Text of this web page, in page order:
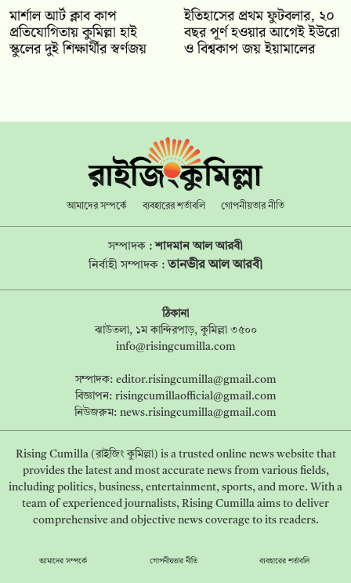
মার্শাল আর্ট ক্লাব কাপ
প্রতিযোগিতায় কুমিল্লা হাই
স্কুলের দুই শিক্ষার্থীর স্বর্ণজয়
ইতিহাসের প্রথম ফুটবলার, ২০
বছর পূর্ণ হওয়ার আগেই ইউরো
ও বিশ্বকাপ জয় ইয়ামালের
আমাদের সম্পর্কে ব্যবহারের শর্তাবলি গোপনীয়তার নীতি
সম্পাদক :শাদমান আল আরবী
নির্বাহী সম্পাদক : তানভীর আল আরবী
ঠিকানা
ঝাউতলা, ১ম কান্দিরপাড়, কুমিল্লা ৩৫০০
info@risingcumilla.com
সম্পাদক: editor.risingcumilla@gmail.com
বিজ্ঞাপন: risingcumillaofficial@gmail.com
নিউজরুম: news.risingcumilla@gmail.com
Rising Cumilla (রাইজিং কুমিল্লা) is a trusted online news website that
provides the latest and most accurate news from various fields,
including politics, business, entertainment, sports, and more. With a
team of experienced journalists, Rising Cumilla aims to deliver
comprehensive and objective news coverage to its readers.
আমাদের সম্পর্কে গোপনীয়তার নীতি ব্যবহারের শর্তাবলি